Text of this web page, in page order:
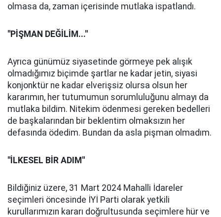
olmasa da, zaman içerisinde mutlaka ispatlandı.
''PİŞMAN DEĞİLİM...''
Ayrıca günümüz siyasetinde görmeye pek alışık
olmadığımız biçimde şartlar ne kadar jetin, siyasi
konjonktür ne kadar elverişsiz olursa olsun her
kararımın, her tutumumun sorumluluğunu almayı da
mutlaka bildim. Nitekim ödenmesi gereken bedelleri
de başkalarından bir beklentim olmaksızın her
defasında ödedim. Bundan da asla pişman olmadım.
''İLKESEL BİR ADIM''
Bildiğiniz üzere, 31 Mart 2024 Mahalli İdareler
seçimleri öncesinde İYİ Parti olarak yetkili
kurullarımızın kararı doğrultusunda seçimlere hür ve